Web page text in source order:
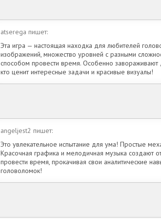
atserega пишет:
Эта игра — настоящая находка для любителей
изображений, множество уровней с разными
способом провести время. Особенно
кто ценит интересные задачи и красивые визуалы!
angeljest2 пишет:
Это увлекательное испытание для ума! Простые
Красочная графика и мелодичная музыка создают
провести время, прокачивая свои аналитические
головоломок!